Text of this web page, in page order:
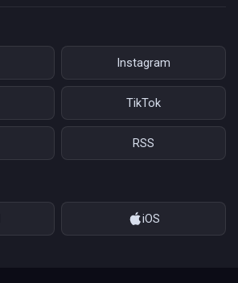
Instagram
TikTok
RSS
iOS